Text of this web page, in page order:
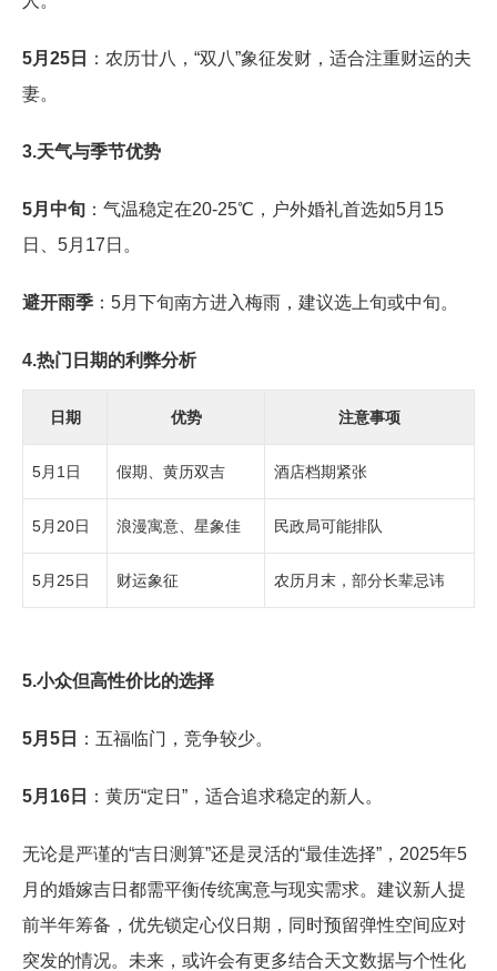
5月25日
：农历廿八，“双八”象征发财，适合注重财运的夫
妻。
3.天气与季节优势
5月中旬 ：气温稳定在20-25℃，户外婚礼首选如5月15
日、5月17日。
避开雨季 ：5月下旬南方进入梅雨，建议选上旬或中旬。
4.热门日期的利弊分析
日期 优势 注意事项
5月1日 假期、黄历双吉 酒店档期紧张
5月20日 浪漫寓意、星象佳 民政局可能排队
5月25日 财运象征 农历月末，部分长辈忌讳
5.小众但高性价比的选择
5月5日 ：五福临门，竞争较少。
5月16日 ：黄历“定日”，适合追求稳定的新人。
无论是严谨的“吉日测算”还是灵活的“最佳选择”，2025年5
月的婚嫁吉日都需平衡传统寓意与现实需求。建议新人提
前半年筹备，优先锁定心仪日期，同时预留弹性空间应对
突发的情况。未来，或许会有更多结合天文数据与个性化